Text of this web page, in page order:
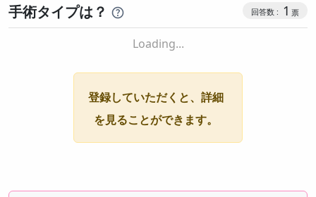
手術タイプは？ 1
Loading...
登録していただくと、詳細
を見ることができます。